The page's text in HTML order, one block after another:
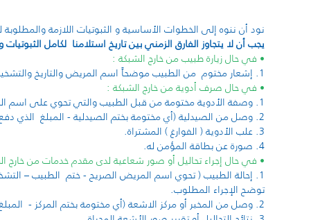
نود أن ننوه إلى الخطوات الأساسية و الثبوتيات اللازمة
يجب أن لا يتجاوز الفارق الزمني بين تاريخ استلامنا لكامل الثبوتيات و
• في حال زيارة طبيب من خارج الشبكة :
1. إشعار مختوم من الطبيب موضحاً اسم المريض والتاريخ والتشخيص و مبلغ المعاينة المدفوعة رقماً وكتابة.
• في حال صرف أدوية من خارج الشبكة :
1. وصفة الأدوية مختومة من قبل الطبيب والتي تحوي على اسم المريض الصريح ، التشخيص, تاريخ الوصفة, اسم الدواء أو الادوية المطلوبه وعدد العلب (الجرعة).
2. وصل من الصيدلية (أي مختومة بختم الصيدلية - المبلغ الذي دفع للصيدلية رقماً وكتابةً تاريخ شراء الأدوية)
3. علب الأدوية ( الفوارغ ) المشتراة.
4. صورة عن بطاقة المؤمن له.
• في حال إجراء تحاليل أو صور شعاعية لدى مقدم خدمات من خارج
1. إحالة الطبيب ( تحوي اسم المريض الصريح - ختم الطبيب –
توضح الإجراء المطلوب.
2. وصل من المخبر أو مركز الاشعة (أي مختومة بختم المركز - المبلغ الذي دفع للمركز رقماً وكتابة ً - تاريخ إجراء الخدمة ).